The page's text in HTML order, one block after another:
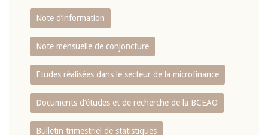
Note d’information
Note mensuelle de conjoncture
Etudes réalisées dans le secteur de la microfinance
Documents d’études et de recherche de la BCEAO
Bulletin trimestriel de statistiques